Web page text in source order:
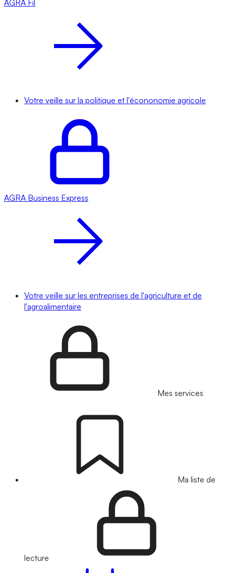
AGRA Fil
Votre veille sur la politique et l'écononomie agricole
AGRA Business Express
Votre veille sur les entreprises de l'agriculture et de
l'agroalimentaire
Mes services
Ma liste de
lecture